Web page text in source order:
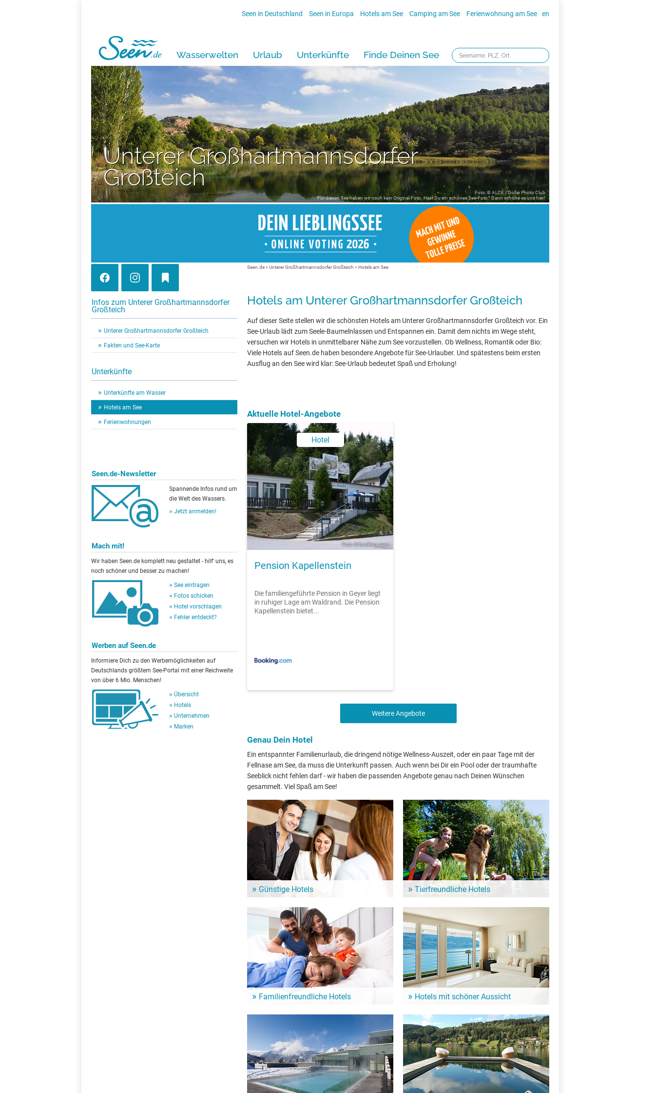
Seen in Deutschland Seen in Europa Hotels am See Camping am See Ferienwohnung am See en
Wasserwelten Urlaub Unterkünfte Finde Deinen See
Unterer Großhartmannsdorfer
Großteich
Foto: © ALCE / Dollar Photo Club
Für diesen See haben wir noch kein Original-Foto. Hast Du ein schönes See-Foto? Dann schicke es uns hier!
Infos zum Unterer Großhartmannsdorfer
Großteich
Unterer Großhartmannsdorfer Großteich
Fakten und See-Karte
Unterkünfte
Unterkünfte am Wasser
Hotels am See
Ferienwohnungen
Seen.de-Newsletter
Spannende Infos rund um
die Welt des Wassers.
Jetzt anmelden!
Mach mit!
Wir haben Seen.de komplett neu gestaltet - hilf' uns, es
noch schöner und besser zu machen!
See eintragen
Fotos schicken
Hotel vorschlagen
Fehler entdeckt?
Werben auf Seen.de
Informiere Dich zu den Werbemöglichkeiten auf
Deutschlands größtem See-Portal mit einer Reichweite
von über 6 Mio. Menschen!
Übersicht
Hotels
Unternehmen
Marken
Seen.de» Unterer Großhartmannsdorfer Großteich » Hotels am See
Hotels am Unterer Großhartmannsdorfer Großteich
Auf dieser Seite stellen wir die schönsten Hotels am Unterer Großhartmannsdorfer Großteich vor. Ein
See-Urlaub lädt zum Seele-Baumelnlassen und Entspannen ein. Damit dem nichts im Wege steht,
versuchen wir Hotels in unmittelbarer Nähe zum See vorzustellen. Ob Wellness, Romantik oder Bio:
Viele Hotels auf Seen.de haben besondere Angebote für See-Urlauber. Und spätestens beim ersten
Ausflug an den See wird klar: See-Urlaub bedeutet Spaß und Erholung!
Aktuelle Hotel-Angebote
Hotel
Foto: © booking.com
Pension Kapellenstein
Die familiengeführte Pension in Geyer liegt
in ruhiger Lage am Waldrand. Die Pension
Kapellenstein bietet...
Weitere Angebote
Genau Dein Hotel
Ein entspannter Familienurlaub, die dringend nötige Wellness-Auszeit, oder ein paar Tage mit der
Fellnase am See, da muss die Unterkunft passen. Auch wenn bei Dir ein Pool oder der traumhafte
Seeblick nicht fehlen darf - wir haben die passenden Angebote genau nach Deinen Wünschen
gesammelt. Viel Spaß am See!
Günstige Hotels
Großteich warten zahlreiche Hotels für Deinen
nächsten See-Urlaub. Günstige Hotels für ein
Wochenende oder länger.
Tierfreundliche Hotels
in der Umgebung vom Unterer
Großhartmannsdorfer Großteich heißen auch
vierbeinige Gäste bei sich willkommen!
Familienfreundliche Hotels
zum Unterer Großhartmannsdorfer Großteich und
seinen zahlreichen Angeboten!
Hotels mit schöner Aussicht
Sehenswürdigkeit: Diese Hotels in der Nähe vom
Unterer Großhartmannsdorfer Großteich bieten
großartige Aussicht!